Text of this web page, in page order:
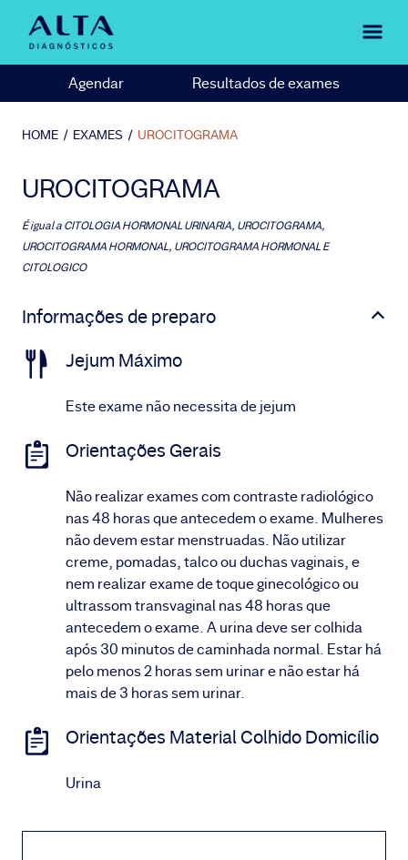
Agendar Resultados de exames
HOME / EXAMES / UROCITOGRAMA
UROCITOGRAMA
É igual aCITOLOGIA HORMONAL URINARIA, UROCITOGRAMA,
UROCITOGRAMA HORMONAL, UROCITOGRAMA HORMONAL E
CITOLOGICO
Informações de preparo
Jejum Máximo
Este exame não necessita de jejum
Orientações Gerais
Não realizar exames com contraste radiológico
nas 48 horas que antecedem o exame. Mulheres
não devem estar menstruadas. Não utilizar
creme, pomadas, talco ou duchas vaginais, e
nem realizar exame de toque ginecológico ou
ultrassom transvaginal nas 48 horas que
antecedem o exame. A urina deve ser colhida
após 30 minutos de caminhada normal. Estar há
pelo menos 2 horas sem urinar e não estar há
mais de 3 horas sem urinar.
Orientações Material Colhido Domicílio
Urina